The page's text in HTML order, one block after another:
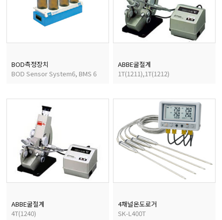
균질기/원심분리기/초
열화상카메라
BOD측정장치
BOD Sensor System6, BMS 6
ABBE굴절계
1T(1211),1T(1212)
ABBE굴절계
4T(1240)
4채널온도로거
SK-L400T